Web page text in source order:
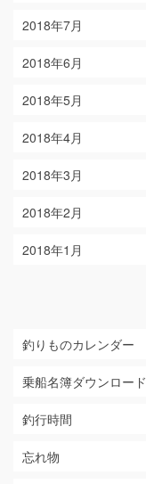
2018年7月
2018年6月
2018年5月
2018年4月
2018年3月
2018年2月
2018年1月
釣りものカレンダー
乗船名簿ダウンロード
釣行時間
忘れ物